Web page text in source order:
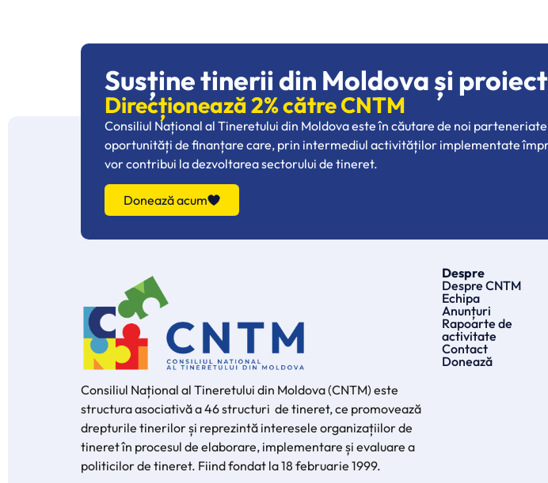
Susține tinerii din Moldova și
Direcționează 2% către CNTM
Consiliul Național al Tineretului din Moldova este în căutare de noi parteneriate
oportunități de finanțare care, prin intermediul activităților implementate
vor contribui la dezvoltarea sectorului de tineret.
Donează acum
Consiliul Național al Tineretului din Moldova (CNTM) este
structura asociativă a 46 structuri de tineret, ce promovează
drepturile tinerilor și reprezintă interesele organizațiilor de
tineret în procesul de elaborare, implementare și evaluare a
politicilor de tineret. Fiind fondat la 18 februarie 1999.
Despre
Despre CNTM
Echipa
Anunțuri
Rapoarte de
activitate
Contact
Donează